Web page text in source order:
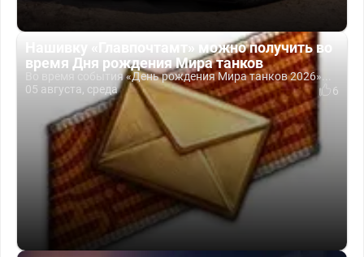
Нашивку «Главпочтамт» можно получить во
время Дня рождения Мира танков
Во время события «День рождения Мира танков 2026»...
05 августа, среда
6